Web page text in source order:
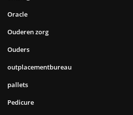
Oracle
Ouderen zorg
Ouders
outplacementbureau
pallets
Pedicure